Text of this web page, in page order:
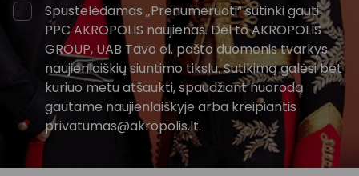
Spustelėdamas „Prenumeruoti“ sutinki gauti
PPC AKROPOLIS naujienas. Dėl to AKROPOLIS
GROUP, UAB Tavo el. pašto duomenis tvarkys
naujienlaiškių siuntimo tikslu. Sutikimą galėsi bet
kuriuo metu atšaukti, spaudžiant nuorodą
gautame naujienlaiškyje arba kreipiantis
privatumas@akropolis.lt.